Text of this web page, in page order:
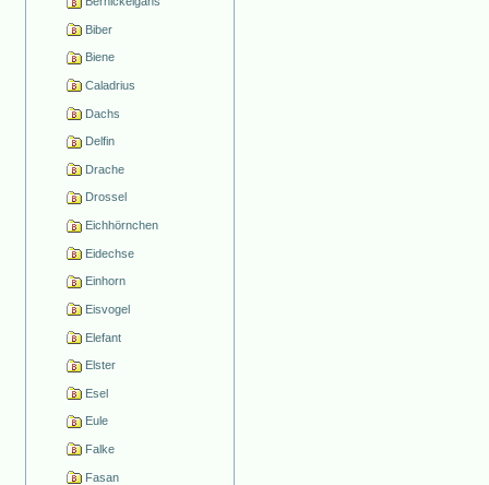
Biber
Biene
Caladrius
Dachs
Delfin
Drache
Drossel
Eichhörnchen
Eidechse
Einhorn
Eisvogel
Elefant
Elster
Esel
Eule
Falke
Fasan